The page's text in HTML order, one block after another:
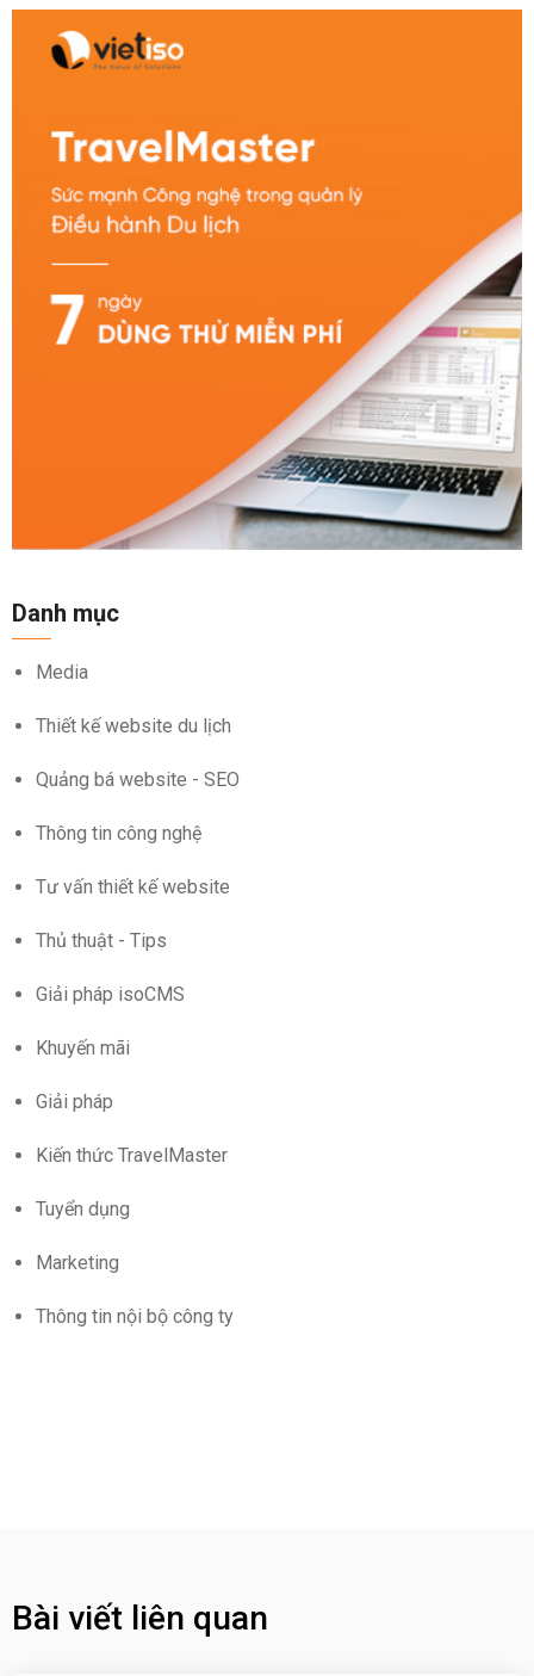
Danh mục
Media
Thiết kế website du lịch
Quảng bá website - SEO
Thông tin công nghệ
Tư vấn thiết kế website
Thủ thuật - Tips
Giải pháp isoCMS
Khuyến mãi
Giải pháp
Kiến thức TravelMaster
Tuyển dụng
Marketing
Thông tin nội bộ công ty
Bài viết liên quan